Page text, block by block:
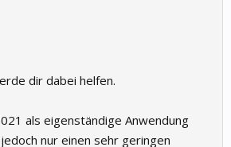
dir dabei helfen.
als eigenständige Anwendung
nur einen sehr geringen